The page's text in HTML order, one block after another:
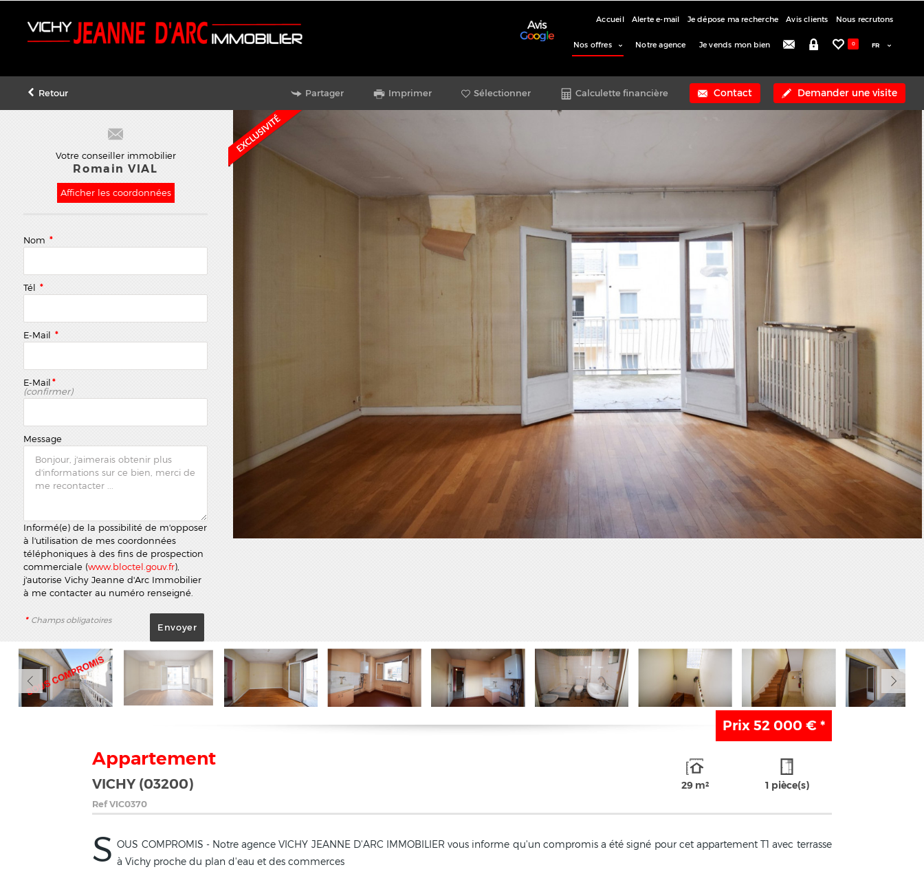
Accueil Alerte e-mail Je dépose ma recherche Avis clients Nous recrutons
Nos offres Notre agence Je vends mon bien 0
Retour Partager Imprimer Sélectionner Calculette financière Contact Demander une visite
Votre conseiller immobilier
Romain VIAL
Afficher les coordonnées
Nom *
Tél *
E-Mail *
E-Mail*
(confirmer)
Message
Informé(e) de la possibilité de m'opposer
à l'utilisation de mes coordonnées
téléphoniques à des fins de prospection
commerciale (www.bloctel.gouv.fr),
j'autorise Vichy Jeanne d'Arc Immobilier
à me contacter au numéro renseigné.
* Champs obligatoires
Prix52 000 € *
Appartement
VICHY (03200)
RefVIC0370
29 m² 1 pièce(s)
S OUS COMPROMIS - Notre agence VICHY JEANNE D'ARC IMMOBILIER vous informe qu'un compromis a été signé pour cet appartement T1 avec terrasse
à Vichy proche du plan d'eau et des commerces